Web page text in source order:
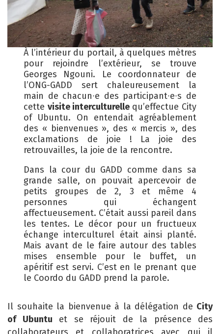
À l’intérieur du portail, à quelques mètres
pour rejoindre l’extérieur, se trouve
Georges Ngouni. Le coordonnateur de
l’ONG-GADD sert chaleureusement la
main de chacun∙e des participant∙e∙s de
cette visite interculturelle qu’effectue City
of Ubuntu. On entendait agréablement
des « bienvenues », des « mercis », des
exclamations de joie ! La joie des
retrouvailles, la joie de la rencontre.
Dans la cour du GADD comme dans sa
grande salle, on pouvait apercevoir de
petits groupes de 2, 3 et même 4
personnes qui échangent
affectueusement. C’était aussi pareil dans
les tentes. Le décor pour un fructueux
échange interculturel était ainsi planté.
Mais avant de le faire autour des tables
mises ensemble pour le buffet, un
apéritif est servi. C’est en le prenant que
le Coordo du GADD prend la parole.
Il souhaite la bienvenue à la délégation de City
of Ubuntu et se réjouit de la présence des